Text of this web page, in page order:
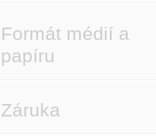
Formát médií a
papíru
Záruka